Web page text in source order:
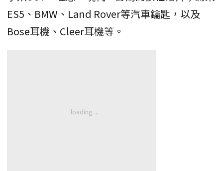
ES5、BMW、Land Rover等汽車鑰匙，以及
Bose耳機、Cleer耳機等。